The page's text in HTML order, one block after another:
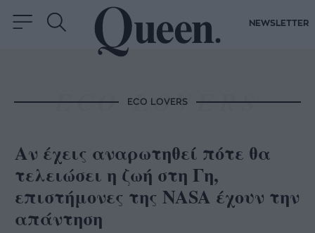
NEWSLETTER
ECO LOVERS
Αν έχεις αναρωτηθεί πότε θα
τελειώσει η ζωή στη Γη,
επιστήμονες της NASA έχουν την
απάντηση